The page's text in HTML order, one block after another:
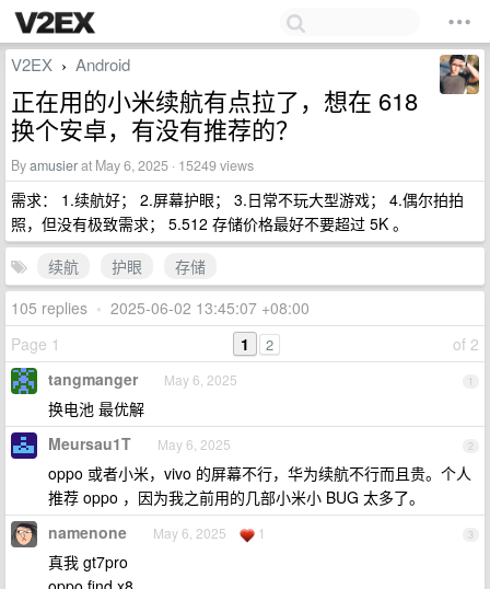
V2EX › Android
正在用的小米续航有点拉了，想在 618
换个安卓，有没有推荐的？
Byamusierat May 6, 2025 · 15249 views
需求： 1.续航好； 2.屏幕护眼； 3.日常不玩大型游戏； 4.偶尔拍拍
照，但没有极致需求； 5.512 存储价格最好不要超过 5K 。
续航
护眼
存储
105 replies • 2025-06-02 13:45:07 +08:00
Page 1
of 2
1 2
1
tangmanger May 6, 2025
换电池 最优解
2
Meursau1T May 6, 2025
oppo 或者小米，vivo 的屏幕不行，华为续航不行而且贵。个人
推荐 oppo ，因为我之前用的几部小米小 BUG 太多了。
3
namenone May 6, 2025 1
真我 gt7pro